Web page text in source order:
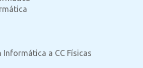
Informática a CC Físicas